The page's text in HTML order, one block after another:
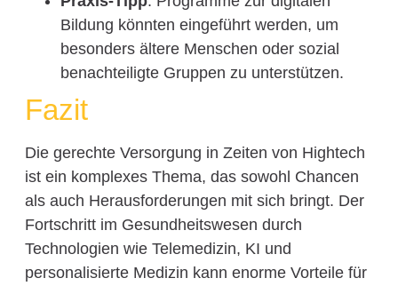
Bildung könnten eingeführt werden, um
besonders ältere Menschen oder sozial
benachteiligte Gruppen zu unterstützen.
Fazit
Die gerechte Versorgung in Zeiten von Hightech
ist ein komplexes Thema, das sowohl Chancen
als auch Herausforderungen mit sich bringt. Der
Fortschritt im Gesundheitswesen durch
Technologien wie Telemedizin, KI und
personalisierte Medizin kann enorme Vorteile für